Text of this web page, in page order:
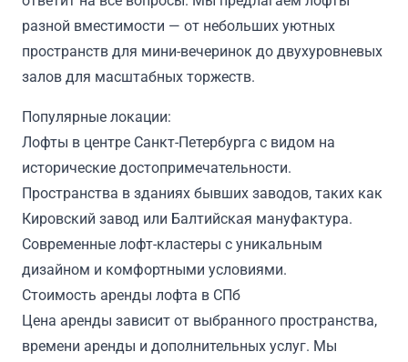
разной вместимости — от небольших уютных
пространств для мини-вечеринок до двухуровневых
залов для масштабных торжеств.
Популярные локации:
Лофты в центре Санкт-Петербурга с видом на
исторические достопримечательности.
Пространства в зданиях бывших заводов, таких как
Кировский завод или Балтийская мануфактура.
Современные лофт-кластеры с уникальным
дизайном и комфортными условиями.
Стоимость аренды лофта в СПб
Цена аренды зависит от выбранного пространства,
времени аренды и дополнительных услуг. Мы